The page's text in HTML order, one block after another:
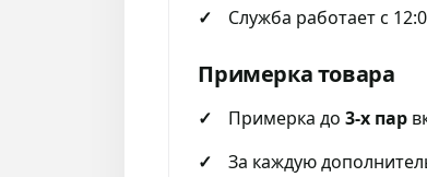
Служба работает с
Примерка товара
Примерка до3-х пар
За каждую